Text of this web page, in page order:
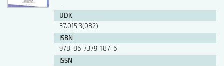
-
UDK
37.015.3(082)
ISBN
978-86-7379-187-6
ISSN